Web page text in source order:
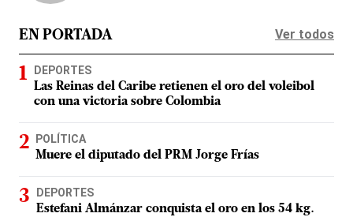
EN PORTADA Ver todos
DEPORTES
Las Reinas del Caribe retienen el oro del voleibol
con una victoria sobre Colombia
POLÍTICA
Muere el diputado del PRM Jorge Frías
DEPORTES
Estefani Almánzar conquista el oro en los 54 kg.